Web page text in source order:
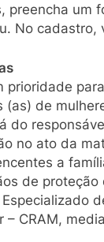
preencha um
No
prioridade
de mulheres
do
no ato da
a
de
– CRAM,